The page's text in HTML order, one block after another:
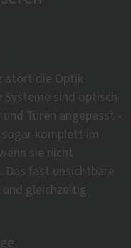
stört die Optik
Systeme sind optisch
Türen angepasst -
komplett im
sie nicht
Das fast unsichtbare
gleichzeitig